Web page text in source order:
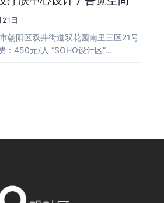
日
朝阳区双井街道双花园南里三区21号
：450元/人 “SOHO设计区”…